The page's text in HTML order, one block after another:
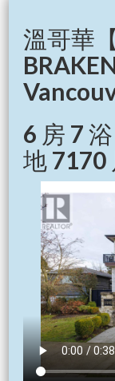
溫哥華
6 房 7
地 7170